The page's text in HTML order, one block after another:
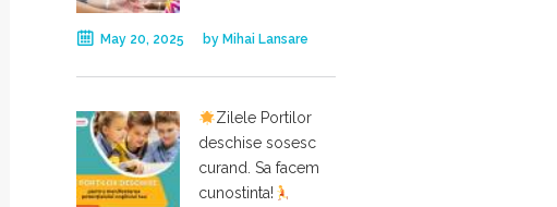
May 20, 2025 by Mihai Lansare
Zilele Portilor
deschise sosesc
curand. Sa facem
cunostinta!